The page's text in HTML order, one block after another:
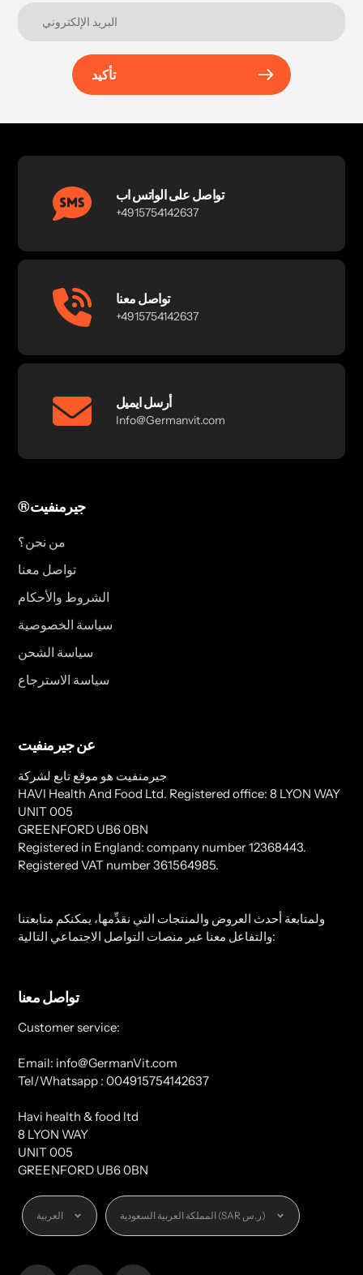
تأكيد
تواصل على الواتس اب
+4915754142637
تواصل معنا
+4915754142637
أرسل ايميل
Info@Germanvit.com
®جيرمنفيت
من نحن؟
تواصل معنا
الشروط والأحكام
سياسة الخصوصية
سياسة الشحن
سياسة الاسترجاع
عن جيرمنفيت
جيرمنفيت هو موقع تابع لشركة
HAVI Health And Food Ltd. Registered office: 8 LYON WAY
UNIT 005
GREENFORD UB6 0BN
Registered in England: company number 12368443.
Registered VAT number 361564985.
ولمتابعة أحدث العروض والمنتجات التي نقدِّمها، يمكنكم متابعتنا
والتفاعل معنا عبر منصات التواصل الاجتماعي التالية:
تواصل معنا
Customer service:
Email: info@GermanVit.com
Tel/Whatsapp : 004915754142637
Havi health & food ltd
8 LYON WAY
UNIT 005
GREENFORD UB6 0BN
اللغة
العربية العملة المملكة العربية السعودية (SAR ر.س)